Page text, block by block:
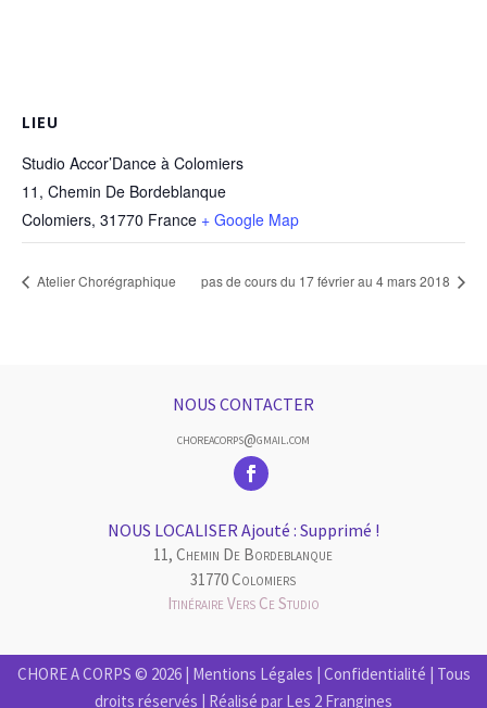
LIEU
Studio Accor’Dance à Colomiers
11, Chemin De Bordeblanque
Colomiers, 31770 France + Google Map
Atelier Chorégraphique pas de cours du 17 février au 4 mars 2018
NOUS CONTACTER
choreacorps@gmail.com
NOUS LOCALISER Ajouté : Supprimé !
11, Chemin De Bordeblanque
31770 Colomiers
Itinéraire Vers Ce Studio
CHORE A CORPS © 2026 | Mentions Légales | Confidentialité | Tous
droits réservés | Réalisé par Les 2 Frangines